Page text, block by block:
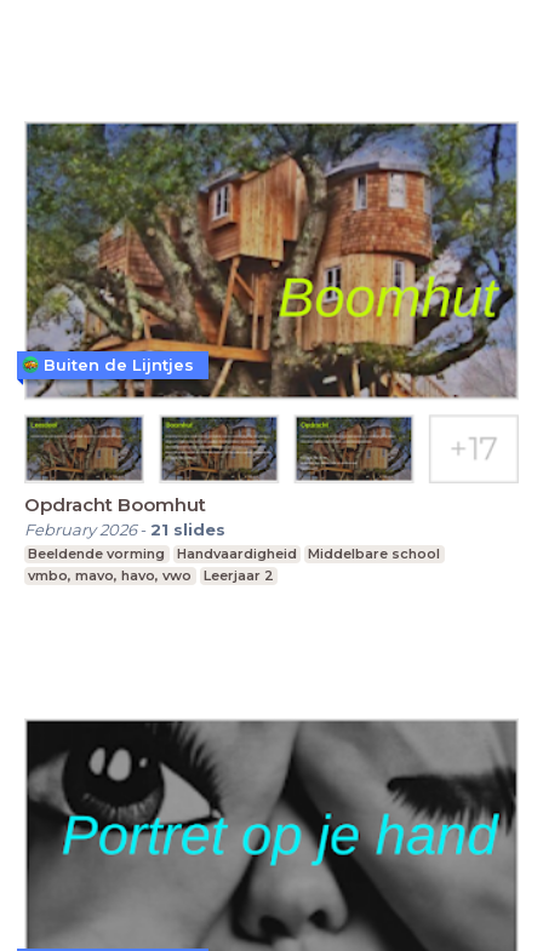
Opdracht Boomhut
February 2026- 21 slides
Beeldende vorming Handvaardigheid
Middelbare school
vmbo, mavo, havo, vwo
Leerjaar 2
Buiten de Lijntjes